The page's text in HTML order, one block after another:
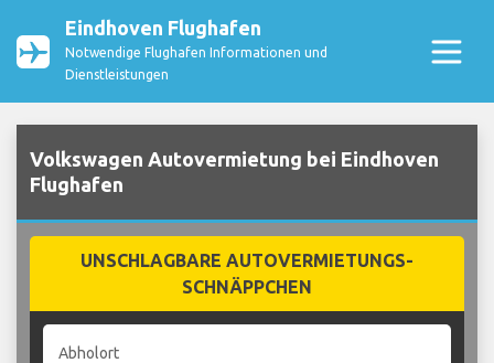
Eindhoven Flughafen
Notwendige Flughafen Informationen und
Dienstleistungen
Volkswagen Autovermietung bei Eindhoven
Flughafen
UNSCHLAGBARE AUTOVERMIETUNGS-
SCHNÄPPCHEN
Abholort